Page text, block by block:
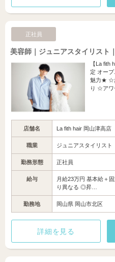
正社員
美容師｜ジュニアスタイリスト
【La fith
定 オー
魅力★ ☆
り ☆アワ
店舗名 La fith hair 岡山津高店
職業 ジュニアスタイリスト
勤務形態 正社員
給与
月給23万円 基本給＋
り異なる ◎昇…
勤務地 岡山県 岡山市北区
詳細を見る